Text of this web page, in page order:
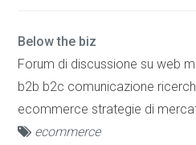
Below the biz
Forum di discussione su web
b2b b2c comunicazione
ecommerce strategie di
ecommerce